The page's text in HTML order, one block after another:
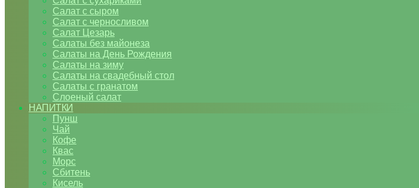
Салат с сыром
Салат с черносливом
Салат Цезарь
Салаты без майонеза
Салаты на День Рождения
Салаты на зиму
Салаты на свадебный стол
Салаты с гранатом
Слоеный салат
НАПИТКИ
Пунш
Чай
Кофе
Квас
Морс
Сбитень
Кисель